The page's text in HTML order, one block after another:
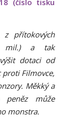
(číslo tisku
přítokových
mil.) a tak
dotaci od
proti Filmovce,
Měkký a
peněz může
monstra.